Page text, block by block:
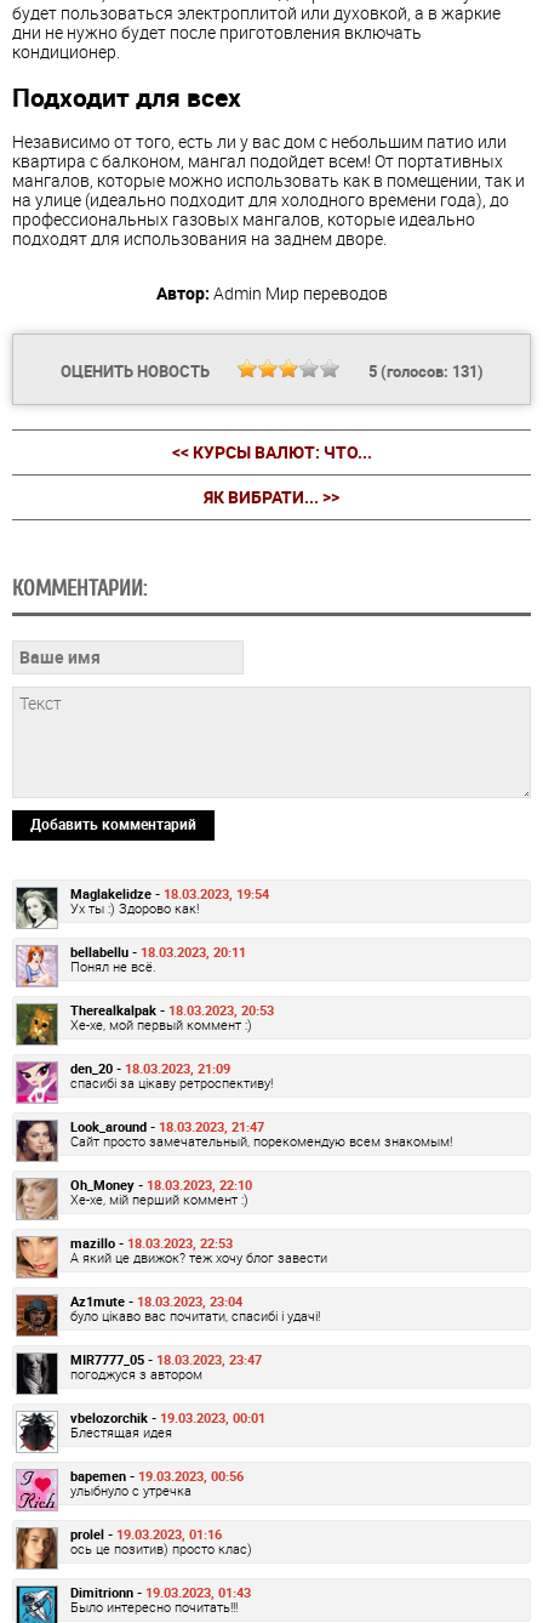
будет пользоваться электроплитой или духовкой, а в жаркие
дни не нужно будет после приготовления включать
кондиционер.
Подходит для всех
Независимо от того, есть ли у вас дом с небольшим патио или
квартира с балконом, мангал подойдет всем! От портативных
мангалов, которые можно использовать как в помещении, так и
на улице (идеально подходит для холодного времени года), до
профессиональных газовых мангалов, которые идеально
подходят для использования на заднем дворе.
Автор: Admin Мир переводов
ОЦЕНИТЬ НОВОСТЬ 5(голосов: 131)
<< КУРСЫ ВАЛЮТ: ЧТО...
ЯК ВИБРАТИ... >>
КОММЕНТАРИИ:
Добавить комментарий
Maglakelidze - 18.03.2023, 19:54
Ух ты :) Здорово как!
bellabellu - 18.03.2023, 20:11
Понял не всё.
Therealkalpak - 18.03.2023, 20:53
Хе-хе, мой первый коммент :)
den_20 - 18.03.2023, 21:09
спасибі за цікаву ретроспективу!
Look_around - 18.03.2023, 21:47
Сайт просто замечательный, порекомендую всем знакомым!
Oh_Money - 18.03.2023, 22:10
Хе-хе, мій перший коммент :)
mazillo - 18.03.2023, 22:53
А який це движок? теж хочу блог завести
Az1mute - 18.03.2023, 23:04
було цікаво вас почитати, спасибі і удачі!
MIR7777_05 - 18.03.2023, 23:47
погоджуся з автором
vbelozorchik - 19.03.2023, 00:01
Блестящая идея
bapemen - 19.03.2023, 00:56
улыбнуло с утречка
prolel - 19.03.2023, 01:16
ось це позитив) просто клас)
Dimitrionn - 19.03.2023, 01:43
Было интересно почитать!!!